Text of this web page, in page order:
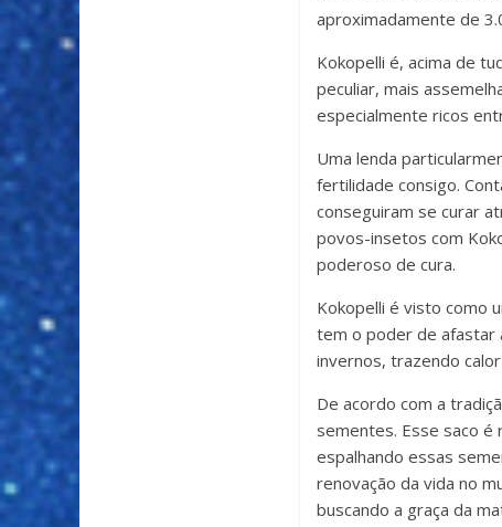
aproximadamente de
Kokopelli é, acima de
peculiar, mais
especialmente ricos
Uma lenda
fertilidade consigo.
conseguiram se curar
povos-insetos com
poderoso de cura.
Kokopelli é visto como
tem o poder de afastar
invernos, trazendo
De acordo com a
sementes. Esse saco é
espalhando essas
renovação da vida no
buscando a graça da